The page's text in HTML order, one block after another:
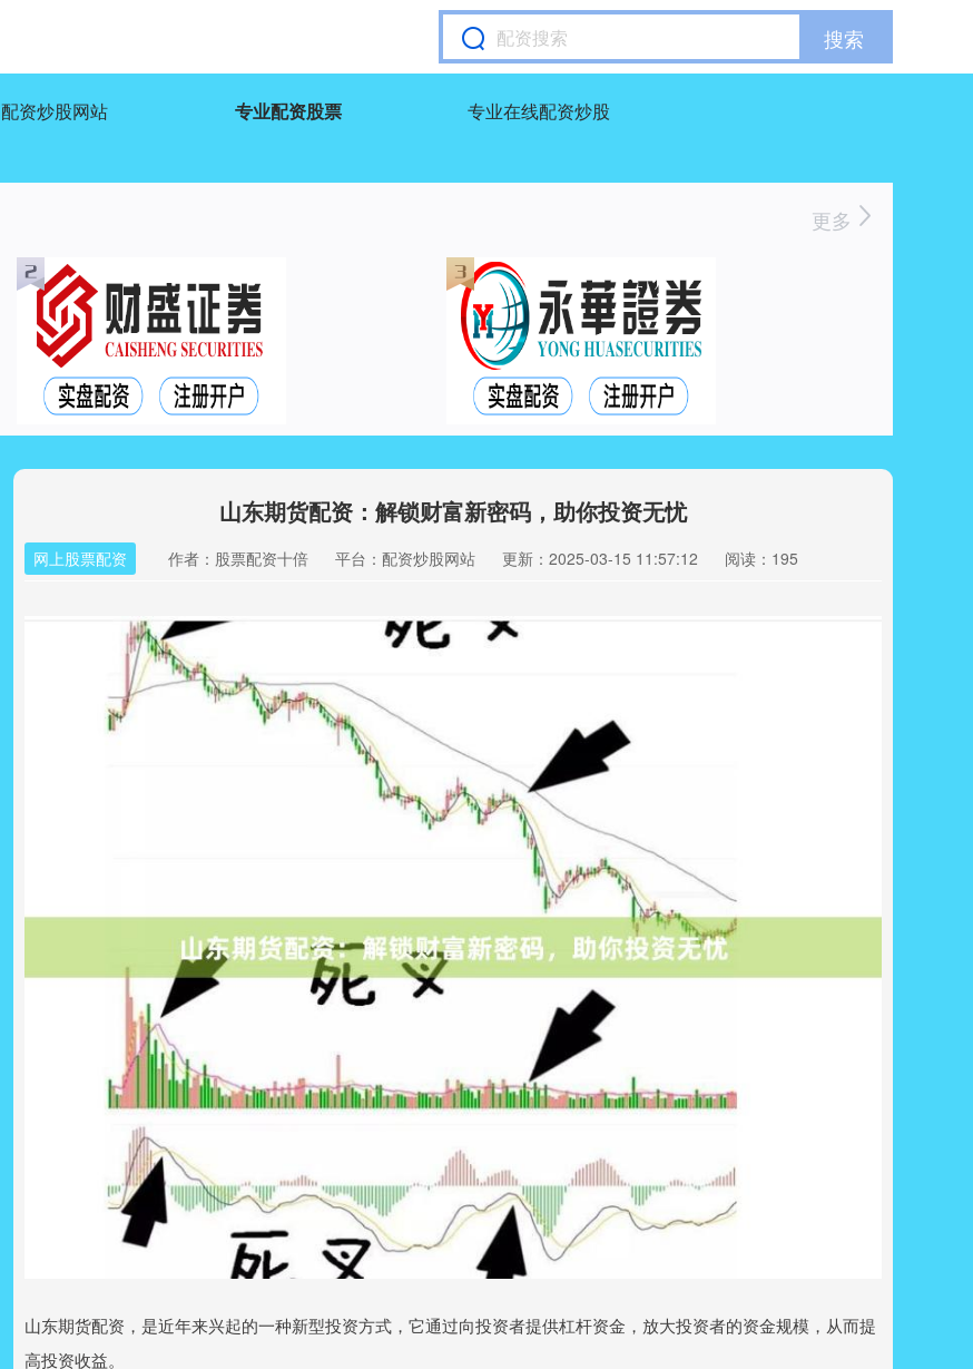
搜索
配资炒股网站 专业配资股票 专业在线配资炒股
更多
山东期货配资：解锁财富新密码，助你投资无忧
网上股票配资 作者：股票配资十倍 平台：配资炒股网站 更新：2025-03-15 11:57:12 阅读：195
山东期货配资，是近年来兴起的一种新型投资方式，它通过向投资者提供杠杆资金，放大投资者的资金规模，从而提
高投资收益。